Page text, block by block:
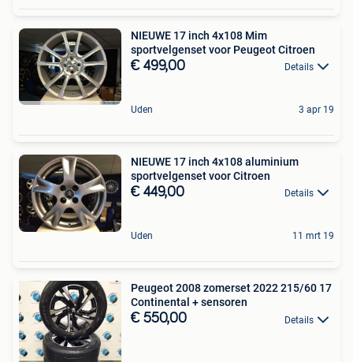
NIEUWE 17 inch 4x108 Mim
sportvelgenset voor Peugeot Citroen
€ 499,00 Details
Uden 3 apr 19
NIEUWE 17 inch 4x108 aluminium
sportvelgenset voor Citroen
€ 449,00 Details
Uden 11 mrt 19
Peugeot 2008 zomerset 2022 215/60 17
Continental + sensoren
€ 550,00 Details